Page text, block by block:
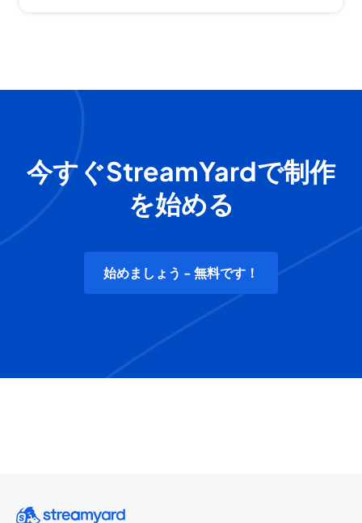
今すぐStreamYardで制作
を始める
始めましょう - 無料です！